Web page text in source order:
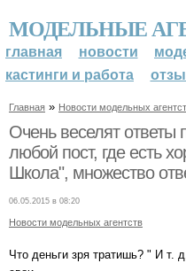
МОДЕЛЬНЫЕ
главная новости
кастинги и работа
Главная » Новости модельных
Очень веселят
любой пост, где есть
Школа", множество
06.05.2015 в 08:20
Новости модельных агентств
Что деньги зря тратишь? " И т.